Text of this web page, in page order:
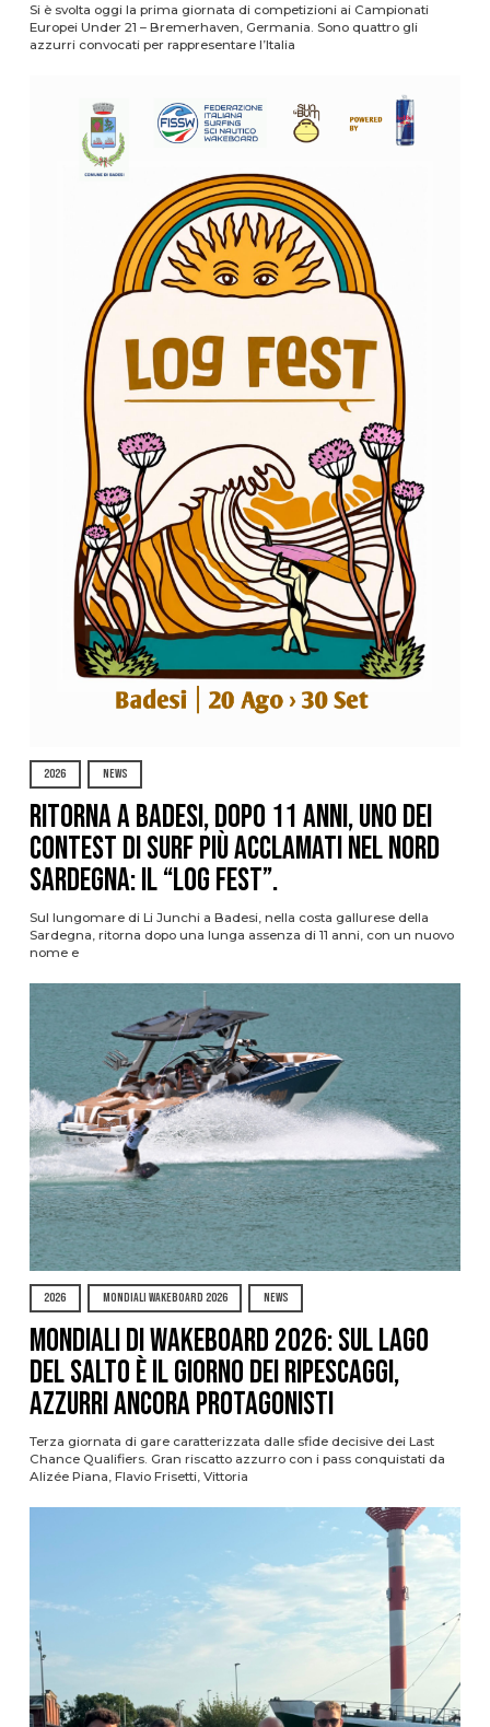
Si è svolta oggi la prima giornata di competizioni ai Campionati
Europei Under 21 – Bremerhaven, Germania. Sono quattro gli
azzurri convocati per rappresentare l’Italia
2026 NEWS
Ritorna a Badesi, dopo 11 anni, uno dei
contest di surf più acclamati nel nord
Sardegna: il “Log Fest”.
Sul lungomare di Li Junchi a Badesi, nella costa gallurese della
Sardegna, ritorna dopo una lunga assenza di 11 anni, con un nuovo
nome e
2026 MONDIALI WAKEBOARD 2026 NEWS
Mondiali di Wakeboard 2026: sul Lago
del Salto è il giorno dei ripescaggi,
azzurri ancora protagonisti
Terza giornata di gare caratterizzata dalle sfide decisive dei Last
Chance Qualifiers. Gran riscatto azzurro con i pass conquistati da
Alizée Piana, Flavio Frisetti, Vittoria